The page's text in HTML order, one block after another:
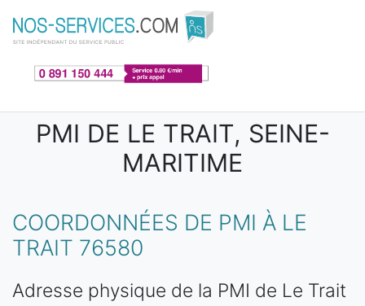
Aller au contenu principal
PMI DE LE TRAIT, SEINE-
MARITIME
COORDONNÉES DE PMI À LE
TRAIT 76580
Adresse physique de la PMI de Le Trait